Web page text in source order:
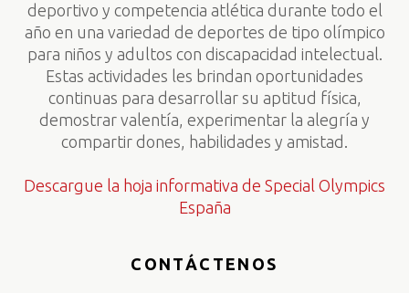
deportivo y competencia atlética durante todo el
año en una variedad de deportes de tipo olímpico
para niños y adultos con discapacidad intelectual.
Estas actividades les brindan oportunidades
continuas para desarrollar su aptitud física,
demostrar valentía, experimentar la alegría y
compartir dones, habilidades y amistad.
Descargue la hoja informativa de Special Olympics
España
CONTÁCTENOS